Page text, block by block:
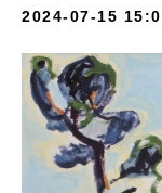
2024-07-15